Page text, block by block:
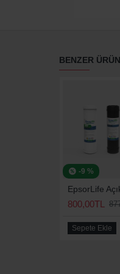
BENZER
-9 %
800,00TL
Sepete Ekle